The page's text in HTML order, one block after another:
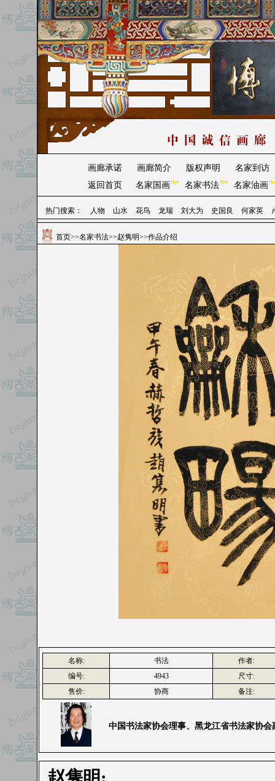
画廊承诺 画廊简介 版权声明
名家到访
返回首页
名家国画 名家书法 名家油画
热门搜索： 人物 山水 花鸟 龙瑞 刘大为 史国良 何家英
首页>>名家书法>>赵隽明>>作品介绍
名称: 书法
作者:
编号:
4943
尺寸:
售价:
协商 备注:
中国书法家协会理事、黑龙江省书法家协